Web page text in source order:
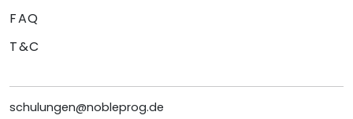
FAQ
T&C
schulungen@nobleprog.de